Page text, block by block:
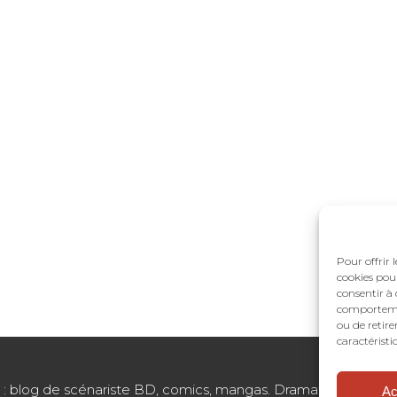
Pour offrir
cookies
consentir à
ou de
blog de scénariste BD, comics, mangas. Dramaturgie.